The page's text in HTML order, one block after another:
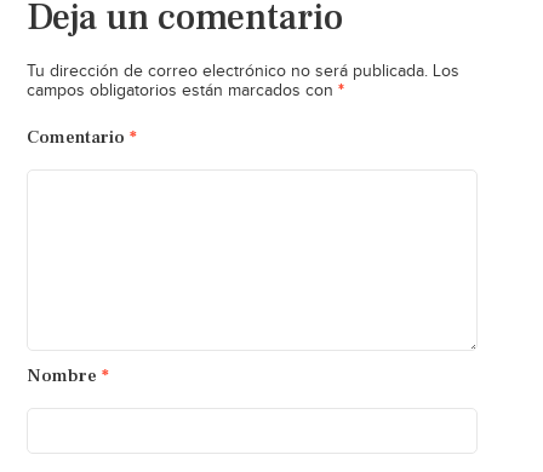
Deja un comentario
Tu dirección de correo electrónico no será publicada. Los
campos obligatorios están marcados con *
Comentario *
Nombre *